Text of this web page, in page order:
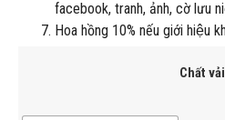
facebook, tranh, ảnh, cờ lưu
Hoa hồng 10% nếu giới hiệu
Chất vải